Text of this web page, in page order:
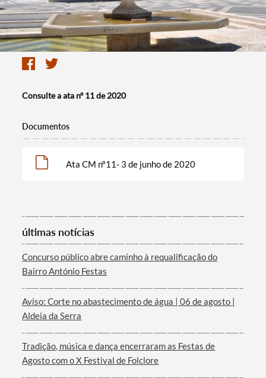
Termo de Pesquisa
Consulte a ata nº 11 de 2020
Documentos
Ata CM nº11- 3 de junho de 2020
últimas notícias
Concurso público abre caminho à requalificação do
Bairro António Festas
Aviso: Corte no abastecimento de água | 06 de agosto |
Aldeia da Serra
Tradição, música e dança encerraram as Festas de
Agosto com o X Festival de Folclore